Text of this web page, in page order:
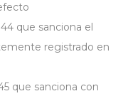
que sanciona el
registrado en
que sanciona con